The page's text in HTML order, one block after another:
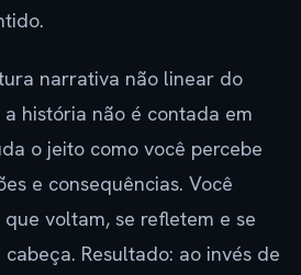
narrativa não linear do
história não é contada em
o jeito como você percebe
e consequências. Você
voltam, se refletem e se
Resultado: ao invés de